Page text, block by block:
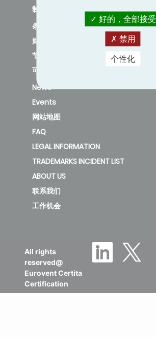
制冷
条例
财政奖励
节能
可持续性
News
Events
网站地图
FAQ
LEGAL INFORMATION
TRADEMARKS INCIDENT LIST
ABOUT US
联系我们
工作机会
All rights
reserved@
Eurovent Certita
Certification
好的，全部接受
禁用
个性化